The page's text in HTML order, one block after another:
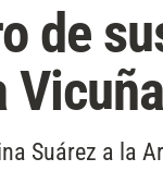
de
Vicuña
Suárez a la